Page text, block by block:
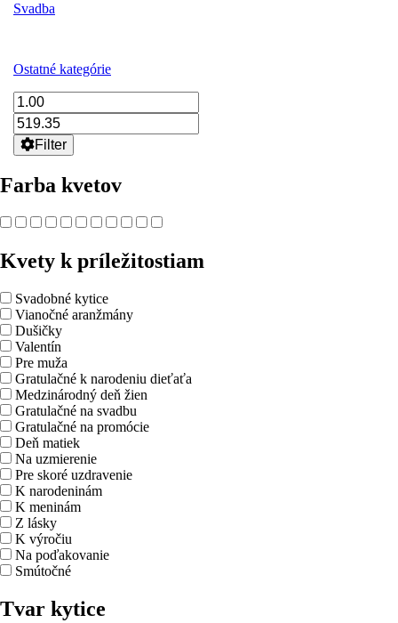
Svadba
Ostatné kategórie
Filter
Farba kvetov
Kvety k príležitostiam
Svadobné kytice
Vianočné aranžmány
Dušičky
Valentín
Pre muža
Gratulačné k narodeniu dieťaťa
Medzinárodný deň žien
Gratulačné na svadbu
Gratulačné na promócie
Deň matiek
Na uzmierenie
Pre skoré uzdravenie
K narodeninám
K meninám
Z lásky
K výročiu
Na poďakovanie
Smútočné
Tvar kytice